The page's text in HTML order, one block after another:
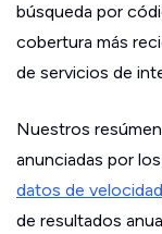
búsqueda por
cobertura más
de servicios de
Nuestros
anunciadas por
datos de velocidad
de resultados